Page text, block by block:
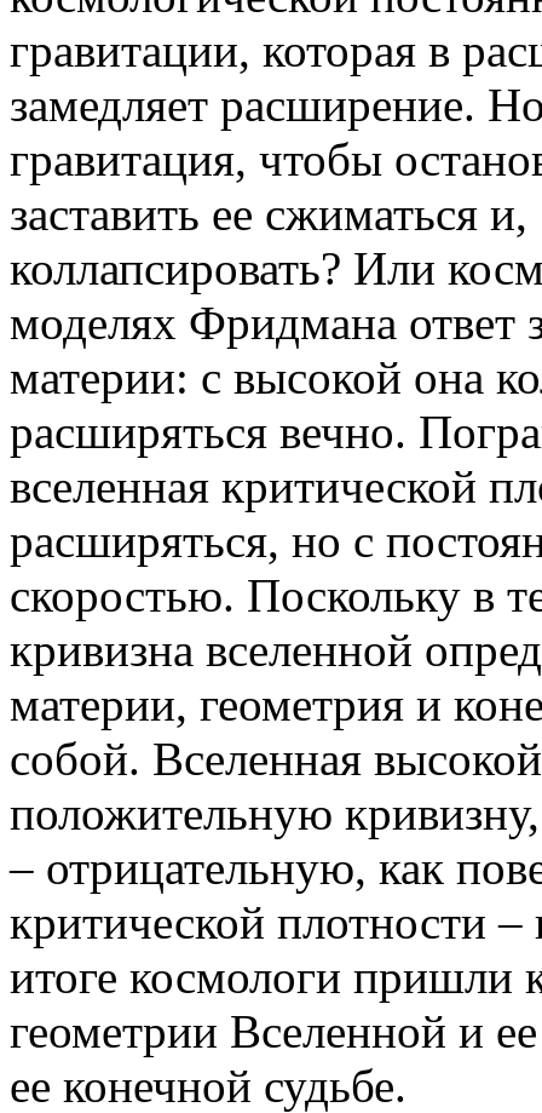
гравитации, которая в
замедляет расширение.
гравитация, чтобы
заставить ее сжиматься
коллапсировать? Или
моделях Фридмана ответ
материи: с высокой она
расширяться вечно.
вселенная критической
расширяться, но с
скоростью. Поскольку в
кривизна вселенной
материи, геометрия и
собой. Вселенная
положительную
– отрицательную, как
критической плотности
итоге космологи пришли
геометрии Вселенной и
ее конечной судьбе.